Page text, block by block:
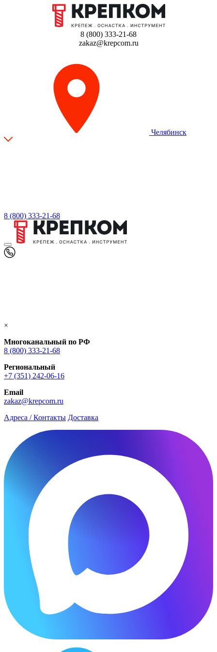
8 (800) 333-21-68
zakaz@krepcom.ru
Челябинск
8 (800) 333-21-68
×
Многоканальный по РФ
8 (800) 333‑21-68
Региональный
+7 (351) 242-06-16
Email
zakaz@krepcom.ru
Адреса / Контакты Доставка